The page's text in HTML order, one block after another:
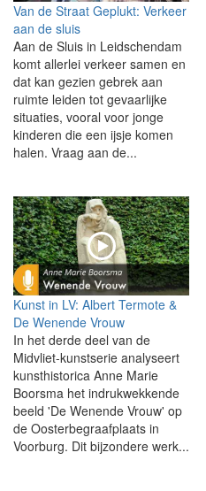
Van de Straat Geplukt: Verkeer
aan de sluis
Aan de Sluis in Leidschendam
komt allerlei verkeer samen en
dat kan gezien gebrek aan
ruimte leiden tot gevaarlijke
situaties, vooral voor jonge
kinderen die een ijsje komen
halen. Vraag aan de...
Kunst in LV: Albert Termote &
De Wenende Vrouw
In het derde deel van de
Midvliet-kunstserie analyseert
kunsthistorica Anne Marie
Boorsma het indrukwekkende
beeld 'De Wenende Vrouw' op
de Oosterbegraafplaats in
Voorburg. Dit bijzondere werk...